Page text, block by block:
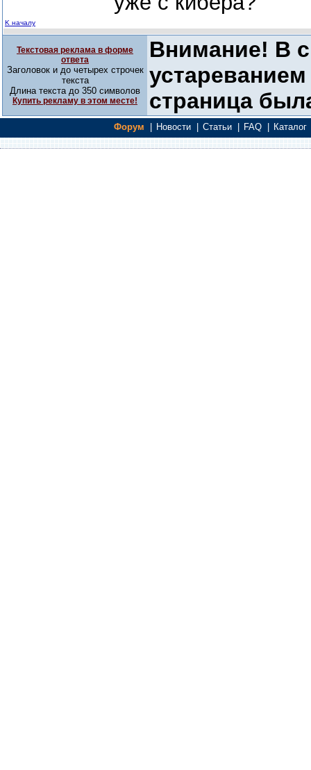
K началу
Текстовая реклама в форме
ответа
Заголовок и до четырех строчек
текста
Длина текста до 350 символов
Купить рекламу в этом месте!
Внимание! В
устареванием
страница
Форум Новости Статьи FAQ Каталог